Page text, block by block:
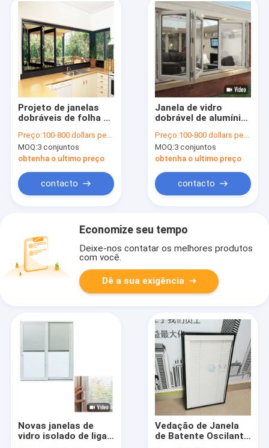
Projeto de janelas
dobráveis ​​de folha de
duplos sem moldura
com empresa de
fabricação de
Preço:100-800 dollars per set
MOQ:3 conjuntos
obtenha o ultimo preço
contacto
Janela de vidro
dobrável de alumínio
personalizado
Preço:100-800 dollars per set
MOQ:3 conjuntos
obtenha o ultimo preço
contacto
Economize seu tempo
Deixe-nos contatar os melhores produtos
com você.
Dê a sua exigência
Novas janelas de
vidro isolado de liga
Vedação de Janela
de Batente Oscilante